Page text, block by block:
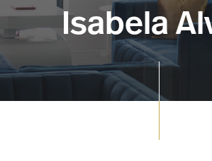
Isabela